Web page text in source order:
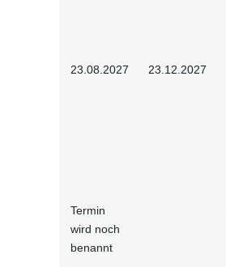
23.08.2027 23.12.2027
Termin
wird noch
benannt